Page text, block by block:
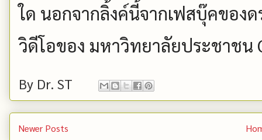
ใด นอกจากลิ้งค์นี้จากเฟสบุ๊คของ
วิดีโอของ มหาวิทยาลัยประชาชน
By Dr. ST
Newer Posts